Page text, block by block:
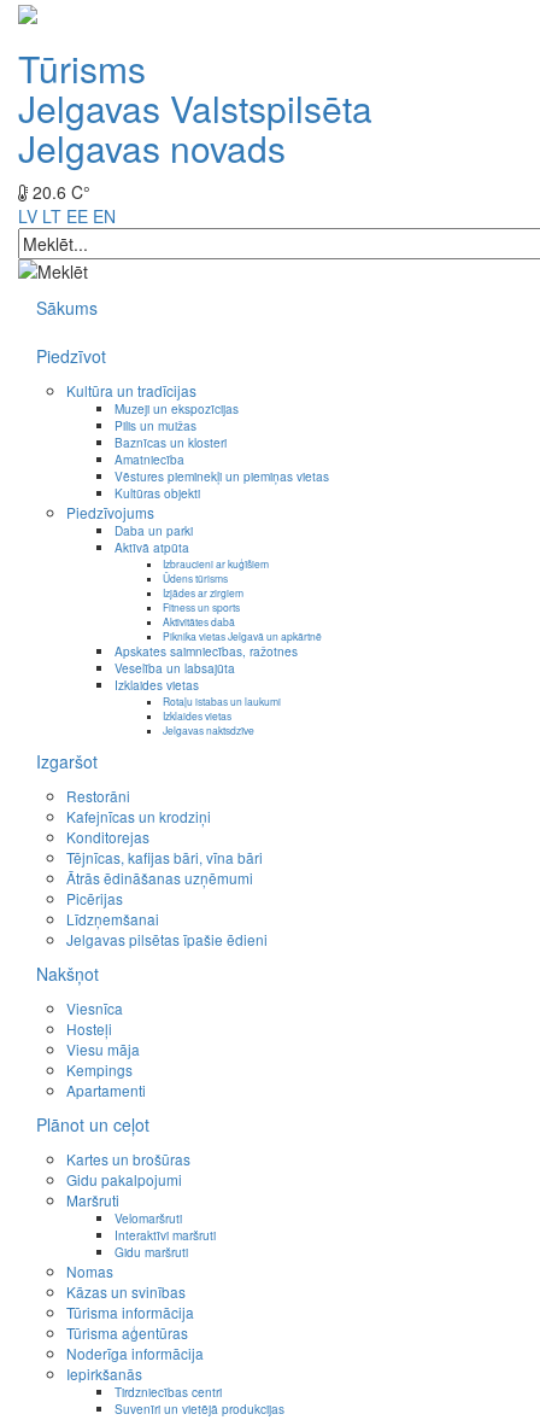
Tūrisms
Jelgavas Valstspilsēta
Jelgavas novads
20.6 C°
LV LT EE EN
Sākums
Piedzīvot
Kultūra un tradīcijas
Muzeji un ekspozīcijas
Pilis un muižas
Baznīcas un klosteri
Amatniecība
Vēstures pieminekļi un piemiņas vietas
Kultūras objekti
Piedzīvojums
Daba un parki
Aktīvā atpūta
Izbraucieni ar kuģīšiem
Ūdens tūrisms
Izjādes ar zirgiem
Fitness un sports
Aktivitātes dabā
Piknika vietas Jelgavā un apkārtnē
Apskates saimniecības, ražotnes
Veselība un labsajūta
Izklaides vietas
Rotaļu istabas un laukumi
Izklaides vietas
Jelgavas naktsdzīve
Izgaršot
Restorāni
Kafejnīcas un krodziņi
Konditorejas
Tējnīcas, kafijas bāri, vīna bāri
Ātrās ēdināšanas uzņēmumi
Picērijas
Līdzņemšanai
Jelgavas pilsētas īpašie ēdieni
Nakšņot
Viesnīca
Hosteļi
Viesu māja
Kempings
Apartamenti
Plānot un ceļot
Kartes un brošūras
Gidu pakalpojumi
Maršruti
Velomaršruti
Interaktīvi maršruti
Gidu maršruti
Nomas
Kāzas un svinības
Tūrisma informācija
Tūrisma aģentūras
Noderīga informācija
Iepirkšanās
Tirdzniecības centri
Suvenīri un vietējā produkcijas